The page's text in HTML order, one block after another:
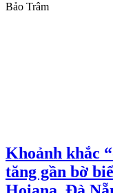
Bảo Trâm
Khoảnh khắc
tăng gần bờ